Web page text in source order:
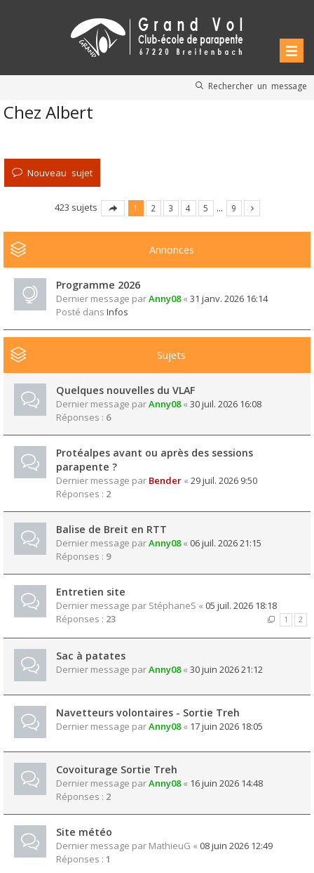
Rechercher un message
Chez Albert
Nouveau sujet
423 sujets 1 2 3 4 5 … 9
Annonces
Programme 2026
Dernier message parAnny08« 31 janv. 2026 16:14
Posté dans Infos
Sujets
Quelques nouvelles du VLAF
Dernier message parAnny08« 30 juil. 2026 16:08
Réponses : 6
Protéalpes avant ou après des sessions
parapente ?
Dernier message par Bender « 29 juil. 2026 9:50
Réponses : 2
Balise de Breit en RTT
Dernier message parAnny08« 06 juil. 2026 21:15
Réponses : 9
Entretien site
Dernier message par StéphaneS « 05 juil. 2026 18:18
Réponses : 23 1 2
Sac à patates
Dernier message parAnny08« 30 juin 2026 21:12
Navetteurs volontaires - Sortie Treh
Dernier message parAnny08« 17 juin 2026 18:05
Covoiturage Sortie Treh
Dernier message parAnny08« 16 juin 2026 14:48
Réponses : 2
Site météo
Dernier message par MathieuG « 08 juin 2026 12:49
Réponses : 1